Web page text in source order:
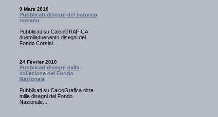
9 Mars 2010
Pubblicati disegni del barocco
romano
Pubblicati su CalcoGRAFICA
duemiladuecento disegni del
Fondo Corsini…
24 Février 2010
Pubblicati disegni dalla
collezione del Fondo
Nazionale
Pubblicati su CalcoGrafica oltre
mille disegni del Fondo
Nazionale...